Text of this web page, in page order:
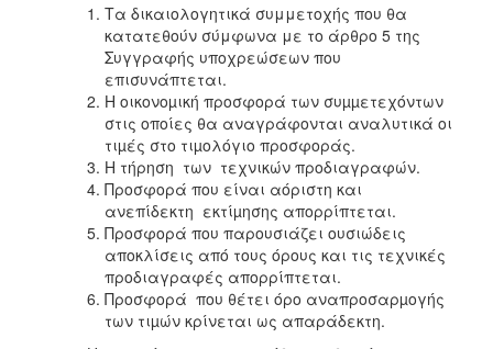
Τα δικαιολογητικά συμμετοχής που θα
κατατεθούν σύμφωνα με το άρθρο 5 της
Συγγραφής υποχρεώσεων που
επισυνάπτεται.
Η οικονοµική προσφορά των συµµετεχόντων
στις οποίες θα αναγράφονται αναλυτικά οι
τιµές στο τιµολόγιο προσφοράς.
Η τήρηση των τεχνικών προδιαγραφών.
Προσφορά που είναι αόριστη και
ανεπίδεκτη εκτίµησης απορρίπτεται.
Προσφορά που παρουσιάζει ουσιώδεις
αποκλίσεις από τους όρους και τις τεχνικές
προδιαγραφές απορρίπτεται.
Προσφορά που θέτει όρο αναπροσαρµογής
των τιµών κρίνεται ως απαράδεκτη.